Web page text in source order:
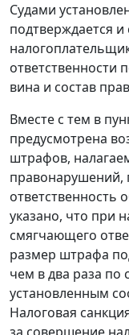
Судами
подтверждается
ответственности
вина и состав
Вместе с тем в
предусмотрена
штрафов,
ответственность
указано, что при
смягчающего
размер штрафа
чем в два раза по
установленным
Налоговая